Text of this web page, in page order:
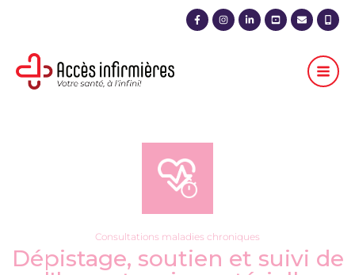
Consultations maladies chroniques
Dépistage, soutien et suivi de